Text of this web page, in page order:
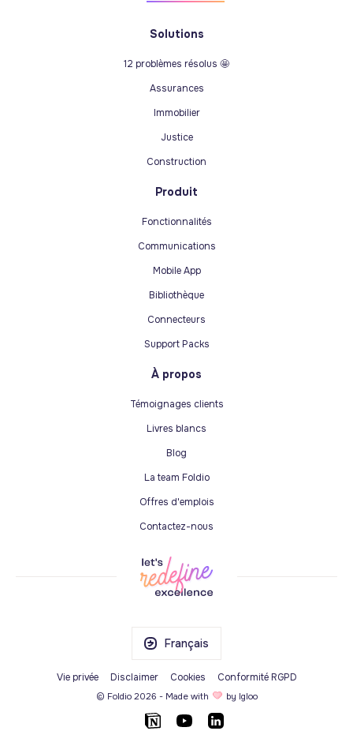
Solutions
12 problèmes résolus 🤩
Assurances
Immobilier
Justice
Construction
Produit
Fonctionnalités
Communications
Mobile App
Bibliothèque
Connecteurs
Support Packs
À propos
Témoignages clients
Livres blancs
Blog
La team Foldio
Offres d'emplois
Contactez-nous
Français
Vie privée Disclaimer Cookies Conformité RGPD
© Foldio 2026 - Made with by Igloo